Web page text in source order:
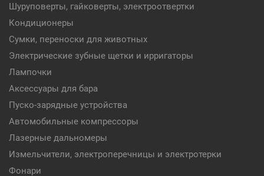
Шуруповерты, гайковерты, электроотвертки
Кондиционеры
Сумки, переноски для животных
Электрические зубные щетки и ирригаторы
Лампочки
Аксессуары для бара
Пуско-зарядные устройства
Автомобильные компрессоры
Лазерные дальномеры
Измельчители, электроперечницы и электротерки
Фонари